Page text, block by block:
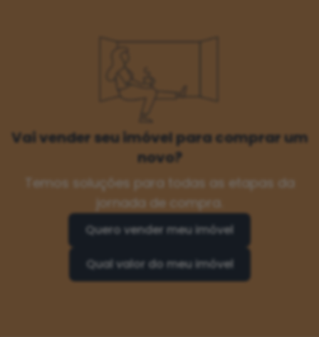
Vai vender seu imóvel para comprar um
novo?
Temos soluções para todas as etapas da
jornada de compra.
Quero vender meu imóvel
Qual valor do meu imóvel